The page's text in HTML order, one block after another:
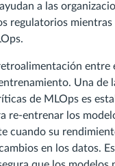
a las
regulatorios mientras
entre
Una de
de MLOps es
re-entrenar los
cuando su
en los datos.